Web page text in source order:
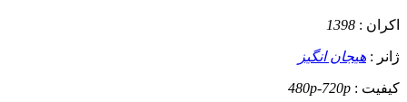
اکران : 1398
ژانر : هیجان انگیز
کیفیت : 480p-720p